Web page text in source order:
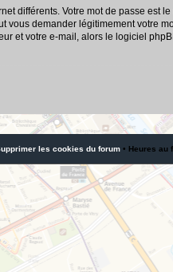
différents. Votre mot de passe est le
vous demander légitimement votre
et votre e-mail, alors le logiciel
les cookies du forum • Heures au